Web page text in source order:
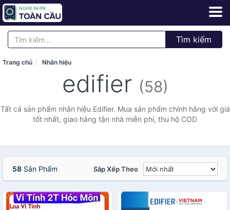
Tìm kiếm
Trang chủ Nhãn hiệu
edifier (58)
Tất cả sản phẩm nhãn hiệu Edifier. Mua sản phẩm chính hãng với giá
tốt nhất, giao hàng tận nhà miễn phí, thu hộ COD
58 Sản Phẩm Sắp Xếp Theo